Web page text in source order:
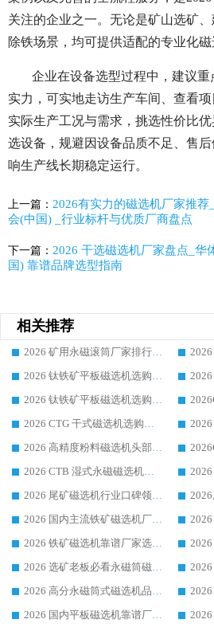
关注的企业之一。无论是矿山选矿
除铁场景，均可提供适配的专业化磁
企业在设备选型过程中，建议
实力，可实地走访生产车间、查看
实际生产工况与需求，挑选性价比
选设备，规避因设备品质不足、售
响生产线长期稳定运行。
上一篇： 2026有实力的磁选机厂家推
会(中国) _行业标杆与优质厂商盘点
下一篇： 2026 干选磁选机厂家盘点_华
国) 靠谱品牌选型指南
相关推荐
2026 矿用永磁滚筒厂家排行榜选购干货指南 行业口碑标杆华体会手机网页版-华体会(中国) 实力出众
2026 钛铁矿平板磁选机选购全攻略 市场公认优质品牌厂家实力排行榜
2026 钛铁矿平板磁选机选购指南 行业口碑优选品牌生产企业实力排行榜
2026 CTG 干式磁选机选购指南|行业口碑靠谱生产厂家领域强者推荐
2026 高精度粉料磁选机头部厂家选购指南 行业口碑靠谱品牌推荐 领域强者华体会手机网页版-华体会(中国) 解析
2026 CTB 湿式永磁磁选机选购指南|行业口碑良好品牌推荐，领域强者华体会手机网页版-华体会(中国)
2026 尾矿磁选机行业口碑领域强者，源头直供国内主流厂家华体会手机网页版-华体会(中国) 一站式服务
2026 国内主流铁矿磁选机厂家选购指南|行业口碑好品牌推荐，领域强者华体会手机网页版-华体会(中国)
2026 铁矿磁选机靠谱厂家选购指南，领域强者华体会手机网页版-华体会(中国) 铁矿磁选机性价比高
2026 选矿老板必看永磁筒磁选机推荐 行业头部品牌口碑设备选购全攻略
2026 高分永磁筒式磁选机品牌推荐 选矿设备强者对比测评采购避坑全攻略
2026 国内平板磁选机靠谱厂家排名 行业实测口碑设备按需选购全指南